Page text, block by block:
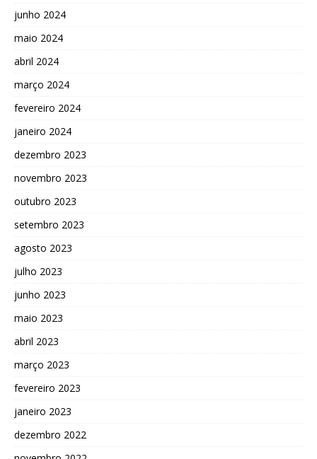
junho 2024
maio 2024
abril 2024
março 2024
fevereiro 2024
janeiro 2024
dezembro 2023
novembro 2023
outubro 2023
setembro 2023
agosto 2023
julho 2023
junho 2023
maio 2023
abril 2023
março 2023
fevereiro 2023
janeiro 2023
dezembro 2022